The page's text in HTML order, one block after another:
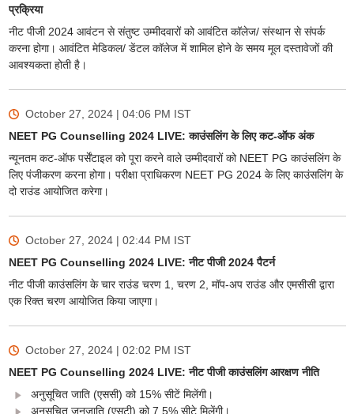
प्रक्रिया
नीट पीजी 2024 आवंटन से संतुष्ट उम्मीदवारों को आवंटित कॉलेज/ संस्थान से संपर्क
करना होगा। आवंटित मेडिकल/ डेंटल कॉलेज में शामिल होने के समय मूल दस्तावेजों की
आवश्यकता होती है।
October 27, 2024 | 04:06 PM IST
NEET PG Counselling 2024 LIVE: काउंसलिंग के लिए कट-ऑफ अंक
न्यूनतम कट-ऑफ पर्सेंटाइल को पूरा करने वाले उम्मीदवारों को NEET PG काउंसलिंग के
लिए पंजीकरण करना होगा। परीक्षा प्राधिकरण NEET PG 2024 के लिए काउंसलिंग के
दो राउंड आयोजित करेगा।
October 27, 2024 | 02:44 PM IST
NEET PG Counselling 2024 LIVE: नीट पीजी 2024 पैटर्न
नीट पीजी काउंसलिंग के चार राउंड चरण 1, चरण 2, मॉप-अप राउंड और एमसीसी द्वारा
एक रिक्त चरण आयोजित किया जाएगा।
October 27, 2024 | 02:02 PM IST
NEET PG Counselling 2024 LIVE: नीट पीजी काउंसलिंग आरक्षण नीति
अनुसूचित जाति (एससी) को 15% सीटें मिलेंगी।
अनुसूचित जनजाति (एसटी) को 7.5% सीटे मिलेंगी।